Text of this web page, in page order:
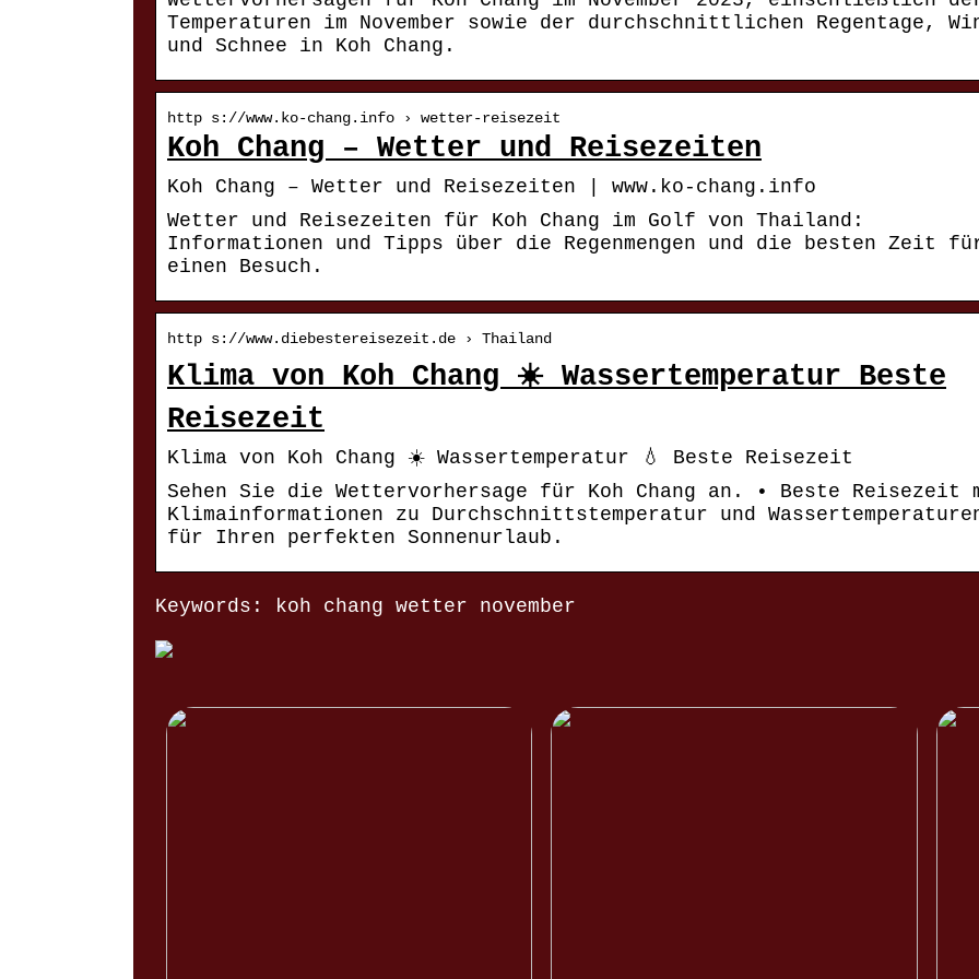
Temperaturen im November sowie der durchschnittlichen Regentage,
und Schnee in Koh Chang.
http s://www.ko-chang.info › wetter-reisezeit
Koh Chang – Wetter und Reisezeiten
Koh Chang – Wetter und Reisezeiten | www.ko-chang.info
Wetter und Reisezeiten für Koh Chang im Golf von Thailand:
Informationen und Tipps über die Regenmengen und die besten Zeit
einen Besuch.
http s://www.diebestereisezeit.de › Thailand
Klima von Koh Chang ☀️ Wassertemperatur Beste
Reisezeit
Klima von Koh Chang ☀️ Wassertemperatur 💧 Beste Reisezeit
Sehen Sie die Wettervorhersage für Koh Chang an. • Beste Reisezeit
Klimainformationen zu Durchschnittstemperatur und
für Ihren perfekten Sonnenurlaub.
Keywords: koh chang wetter november